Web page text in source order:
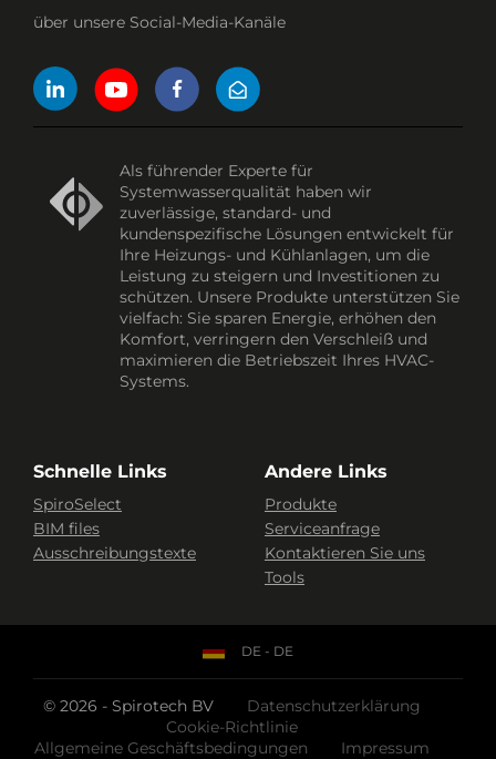
über unsere Social-Media-Kanäle
Als führender Experte für
Systemwasserqualität haben wir
zuverlässige, standard- und
kundenspezifische Lösungen entwickelt für
Ihre Heizungs- und Kühlanlagen, um die
Leistung zu steigern und Investitionen zu
schützen. Unsere Produkte unterstützen Sie
vielfach: Sie sparen Energie, erhöhen den
Komfort, verringern den Verschleiß und
maximieren die Betriebszeit Ihres HVAC-
Systems.
Schnelle Links
SpiroSelect
BIM files
Ausschreibungstexte
Andere Links
Produkte
Serviceanfrage
Kontaktieren Sie uns
Tools
© 2026 - Spirotech BV
Datenschutzerklärung
Cookie-Richtlinie
Allgemeine Geschäftsbedingungen
Impressum
DE - DE